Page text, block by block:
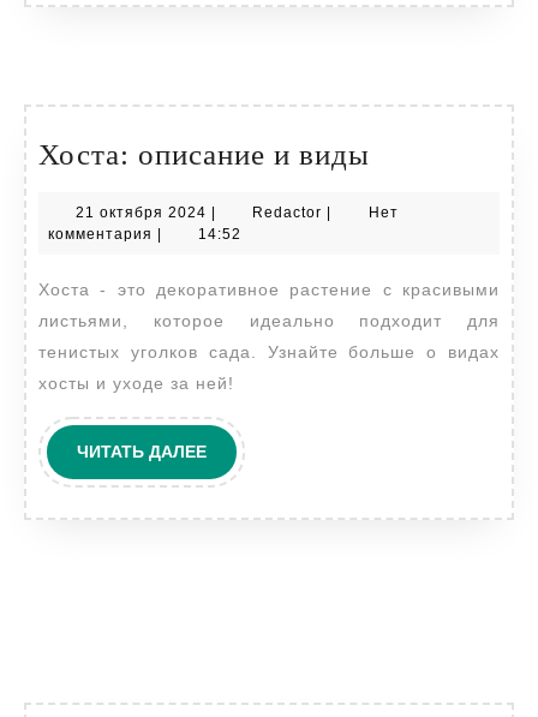
Хоста: описание и виды
и
21 октября 2024 21
октября
Redactor Redactor
Нет
комментария
14:52
Хоста - это декоративное растение с красивыми
листьями, которое идеально подходит для
тенистых уголков сада. Узнайте больше о видах
хосты и уходе за ней!
ЧИТАТЬ ДАЛЕЕЧИТАТЬ
ДАЛЕЕ